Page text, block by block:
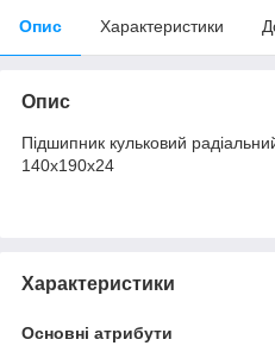
Опис Характеристики
Опис
Підшипник кульковий
140х190х24
Характеристики
Основні атрибути